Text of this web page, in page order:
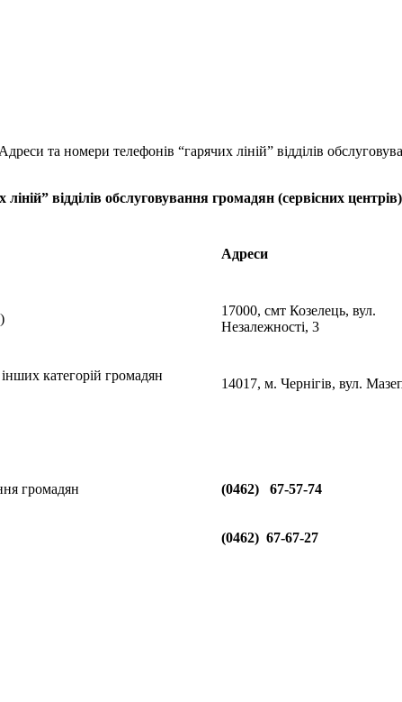
Адреси та номери телефонів “гарячих ліній” відділів
відділів обслуговування громадян (сервісних
Адреси
17000, смт Козелець, вул.
Незалежності, 3
категорій громадян
14017, м. Чернігів, вул.
громадян (0462) 67-57-74
(0462) 67-67-27